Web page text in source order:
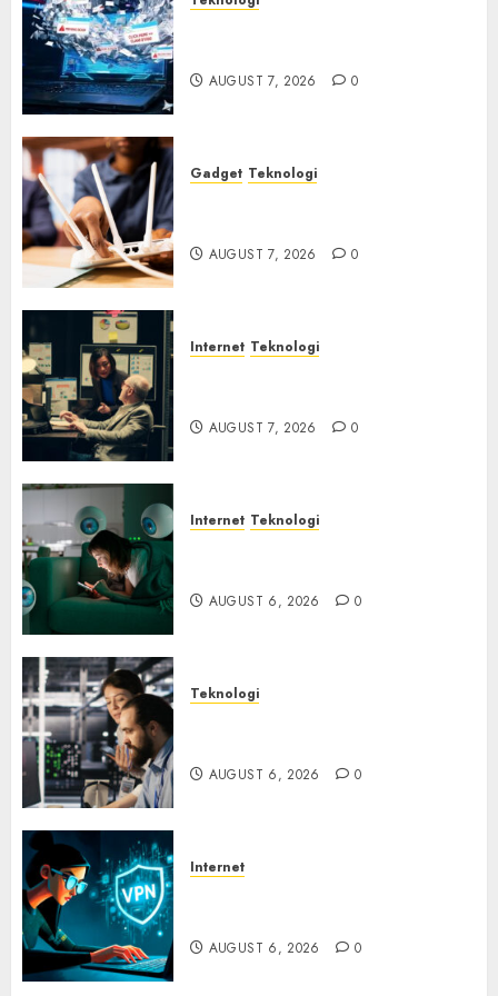
AUGUST 7, 2026 0
Gadget Teknologi
AUGUST 7, 2026 0
Internet Teknologi
AUGUST 7, 2026 0
Internet Teknologi
AUGUST 6, 2026 0
Teknologi
AUGUST 6, 2026 0
Internet
AUGUST 6, 2026 0